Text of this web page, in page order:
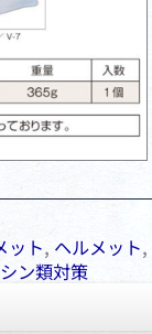
ット, ヘルメット,
ン類対策